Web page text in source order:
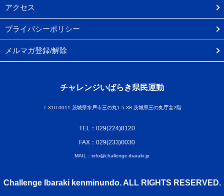
アクセス
プライバシーポリシー
メルマガ登録/解除
チャレンジいばらき県民運動
〒310-0011 茨城県水戸市三の丸1-5-38 茨城県三の丸庁舎2階
TEL：029(224)8120
FAX：029(233)0030
MAIL：info@challenge-ibaraki.jp
Challenge Ibaraki kenminundo. ALL RIGHTS RESERVED.